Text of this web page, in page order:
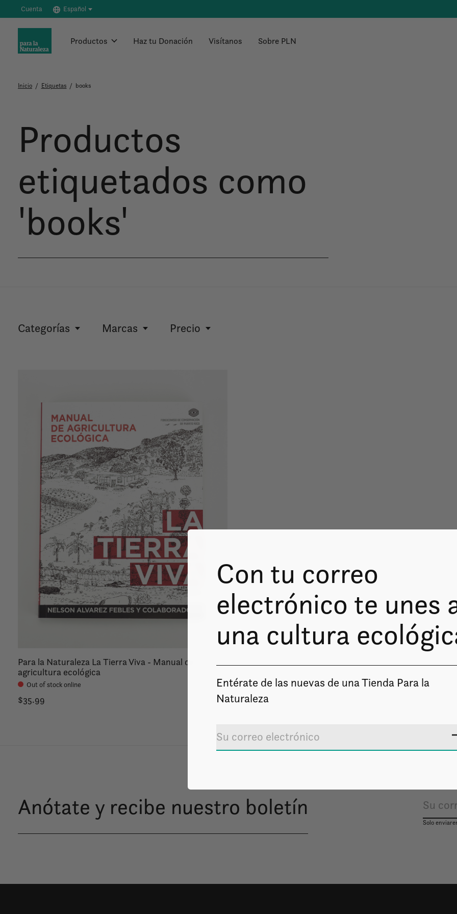
Cuenta Español
Productos Haz tu Donación Visítanos Sobre PLN
Inicio / Etiquetas / books
Productos
etiquetados como
'books'
Categorías Marcas Precio
Para la Naturaleza La Tierra Viva - Manual de
agricultura ecológica
Out of stock online
$35.99
Anótate y recibe nuestro boletín
Solo
Con tu correo
electrónico te unes
una cultura
Entérate de las nuevas de una Tienda Para la
Naturaleza